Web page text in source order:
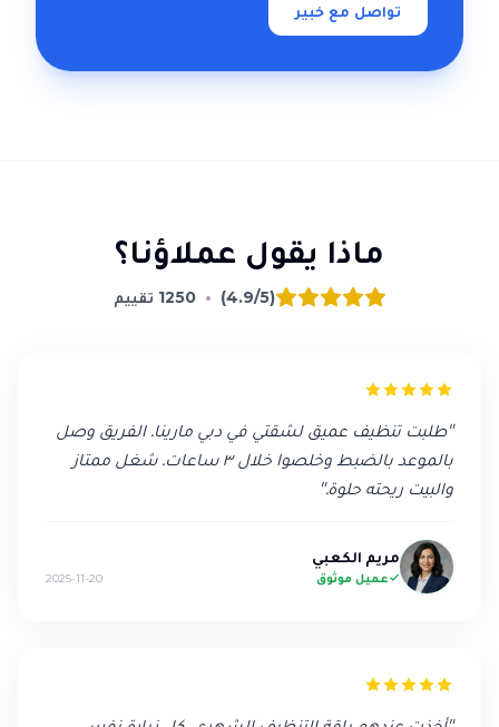
تواصل مع خبير
ماذا يقول عملاؤنا؟
(4.9/5)
•
1250 تقييم
"طلبت تنظيف عميق لشقتي في دبي مارينا. الفريق وصل
بالموعد بالضبط وخلصوا خلال ٣ ساعات. شغل ممتاز
والبيت ريحته حلوة."
مريم الكعبي
عميل موثوق 2025-11-20